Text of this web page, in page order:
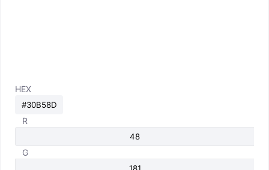
HEX
R
G